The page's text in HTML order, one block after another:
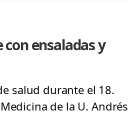
ensaladas y
salud durante el 18.
de la U. Andrés